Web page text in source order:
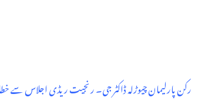
رکن پارلیمان چیوڑلہ ڈاکٹر جی۔ رنجیت ریڈی اجلاس